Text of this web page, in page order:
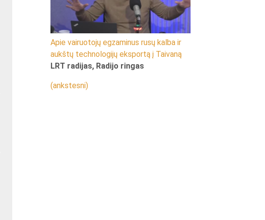
Apie vairuotojų egzaminus rusų kalba ir
aukštų technologijų eksportą į Taivaną
LRT radijas, Radijo ringas
(ankstesni)